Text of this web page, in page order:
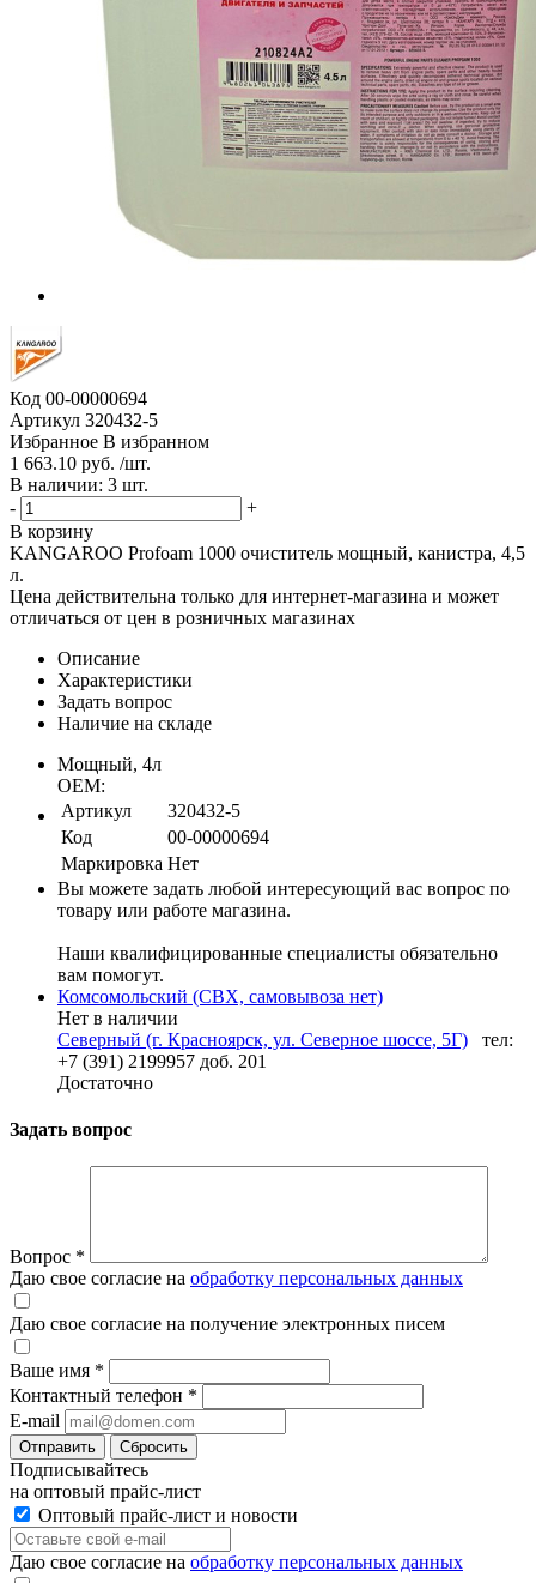
Код 00-00000694
Артикул 320432-5
Избранное В избранном
1 663.10 руб. /шт.
В наличии: 3 шт.
-
+
В корзину
KANGAROO Profoam 1000 очиститель мощный, канистра, 4,5
л.
Цена действительна только для интернет-магазина и может
отличаться от цен в розничных магазинах
Описание
Характеристики
Задать вопрос
Наличие на складе
Мощный, 4л
OEM:
Артикул
320432-5
Код
00-00000694
Маркировка Нет
Вы можете задать любой интересующий вас вопрос по
товару или работе магазина.
Наши квалифицированные специалисты обязательно
вам помогут.
Комсомольский (СВХ, самовывоза нет)
Нет в наличии
Северный (г. Красноярск, ул. Северное шоссе, 5Г)
тел:
+7 (391) 2199957 доб. 201
Достаточно
Задать вопрос
Вопрос *
Даю свое согласие на обработку персональных данных
Даю свое согласие на получение электронных писем
Ваше имя *
Контактный телефон *
E-mail
Отправить Сбросить
Подписывайтесь
на оптовый прайс-лист
Оптовый прайс-лист и новости
Даю свое согласие на обработку персональных данных